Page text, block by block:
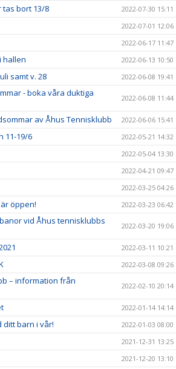
tas bort 13/8 2022-07-30 15:11
2022-07-01 12:06
2022-06-17 11:47
hallen 2022-06-13 10:50
samt v. 28 2022-06-08 19:41
- boka våra duktiga
2022-06-08 11:44
av Åhus Tennisklubb 2022-06-06 15:41
11-19/6 2022-05-21 14:32
2022-05-04 13:30
2022-04-21 09:47
2022-03-25 04:26
öppen! 2022-03-23 06:42
vid Åhus tennisklubbs
2022-03-20 19:06
2022-03-11 10:21
2022-03-08 09:26
– information från
2022-02-10 20:14
2022-01-14 14:14
ditt barn i vår! 2022-01-03 08:00
2021-12-31 13:25
2021-12-20 13:10